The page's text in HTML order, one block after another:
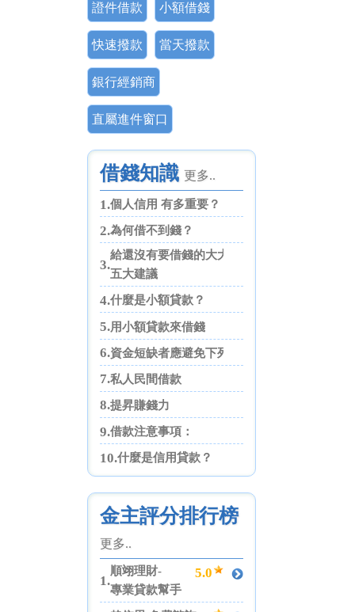
證件借款 小額借錢
快速撥款 當天撥款
銀行經銷商
直屬進件窗口
借錢知識 更多..
1.個人信用 有多重要？
2.為何借不到錢？
3.
給還沒有要借錢的大大們
五大建議
4.什麼是小額貸款？
5.用小額貸款來借錢
6.資金短缺者應避免下列四點
7.私人民間借款
8.提昇賺錢力
9.借款注意事項：
10.什麼是信用貸款？
金主評分排行榜
更多..
1.
順翊理財-
專業貸款幫手
5.0